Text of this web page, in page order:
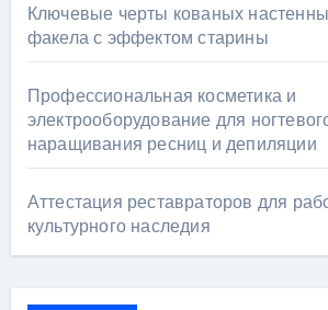
Ключевые черты кованых
факела с эффектом старины
Профессиональная косметика и
электрооборудование для
наращивания ресниц и депиляции
Аттестация реставраторов для
культурного наследия